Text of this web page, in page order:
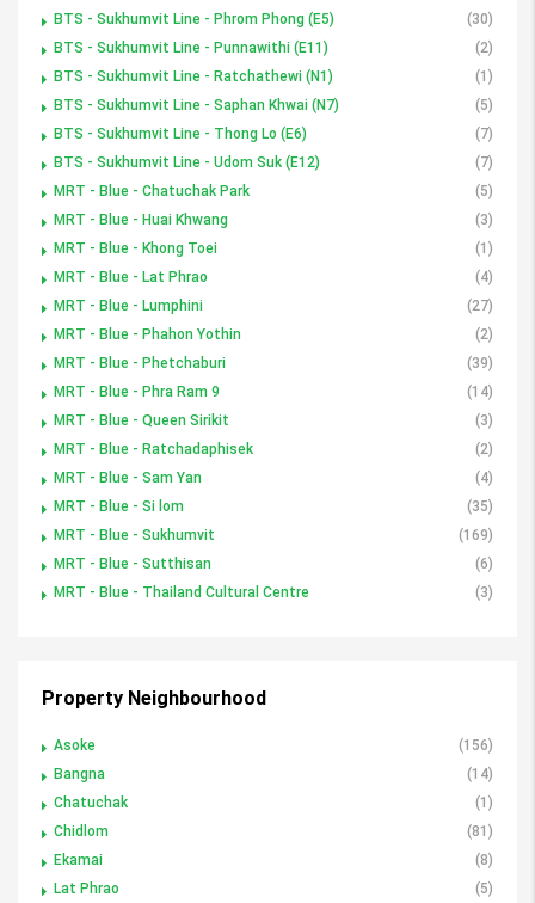
BTS - Sukhumvit Line - Phrom Phong (E5)
(30)
BTS - Sukhumvit Line - Punnawithi (E11)
(2)
BTS - Sukhumvit Line - Ratchathewi (N1)
(1)
BTS - Sukhumvit Line - Saphan Khwai (N7)
(5)
BTS - Sukhumvit Line - Thong Lo (E6)
(7)
BTS - Sukhumvit Line - Udom Suk (E12)
(7)
MRT - Blue - Chatuchak Park
(5)
MRT - Blue - Huai Khwang
(3)
MRT - Blue - Khong Toei
(1)
MRT - Blue - Lat Phrao
(4)
MRT - Blue - Lumphini
(27)
MRT - Blue - Phahon Yothin
(2)
MRT - Blue - Phetchaburi
(39)
MRT - Blue - Phra Ram 9
(14)
MRT - Blue - Queen Sirikit
(3)
MRT - Blue - Ratchadaphisek
(2)
MRT - Blue - Sam Yan
(4)
MRT - Blue - Si lom
(35)
MRT - Blue - Sukhumvit
(169)
MRT - Blue - Sutthisan
(6)
MRT - Blue - Thailand Cultural Centre
(3)
Property Neighbourhood
Asoke
(156)
Bangna
(14)
Chatuchak
(1)
Chidlom
(81)
Ekamai
(8)
Lat Phrao
(5)